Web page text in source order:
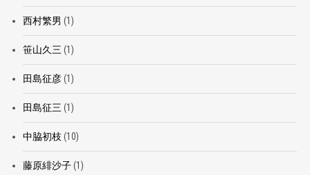
西村繁男 (1)
笹山久三 (1)
田島征彦(1)
田島征三 (1)
中脇初枝 (10)
藤原緋沙子(1)